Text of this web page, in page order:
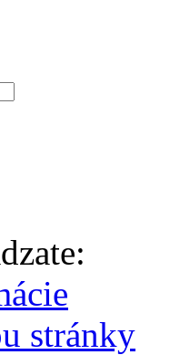
stránky